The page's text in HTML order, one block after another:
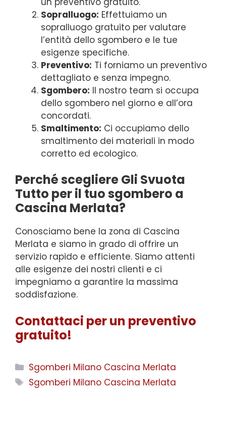
Sopralluogo: Effettuiamo un
sopralluogo gratuito per valutare
l’entità dello sgombero e le tue
esigenze specifiche.
Preventivo: Ti forniamo un preventivo
dettagliato e senza impegno.
Sgombero: Il nostro team si occupa
dello sgombero nel giorno e all’ora
concordati.
Smaltimento: Ci occupiamo dello
smaltimento dei materiali in modo
corretto ed ecologico.
Perché scegliere Gli Svuota
Tutto per il tuo sgombero a
Cascina Merlata?
Conosciamo bene la zona di Cascina
Merlata e siamo in grado di offrire un
servizio rapido e efficiente. Siamo attenti
alle esigenze dei nostri clienti e ci
impegniamo a garantire la massima
soddisfazione.
Contattaci per un preventivo
gratuito!
Categorie
Sgomberi Milano Cascina Merlata
Tag
Sgomberi Milano Cascina Merlata